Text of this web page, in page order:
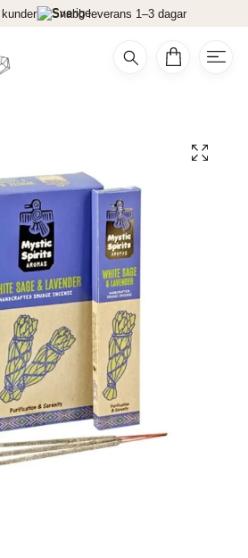
Snabb leverans 1–3 dagar